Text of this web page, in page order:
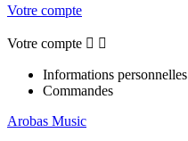
Votre compte
Votre compte  
Informations personnelles
Commandes
Arobas Music